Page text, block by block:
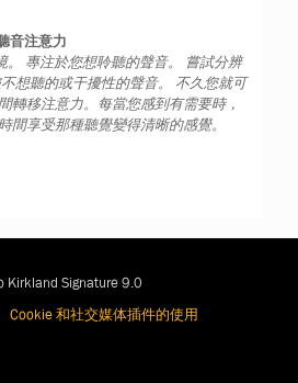
音注意力
。 專注於您想聆聽的聲音。 嘗試分辨
想聽的或干擾性的聲音。 不久您就可
轉移注意力。每當您感到有需要時，
間享受那種聽覺變得清晰的感覺。
Kirkland Signature 9.0
Cookie 和社交媒体插件的使用